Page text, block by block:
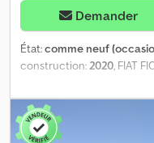
Demander
État:comme neuf
construction:2020, FIAT
170 000 KM, ATELIER
COMMANDES AU VOLANT,
POSSIBILITÉ DE